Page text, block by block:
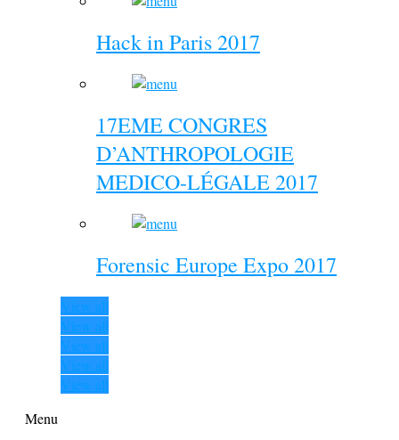
Hack in Paris 2017
17EME CONGRES
D’ANTHROPOLOGIE
MEDICO-LÉGALE 2017
Forensic Europe Expo 2017
View all
View all
View all
View all
View all
Menu